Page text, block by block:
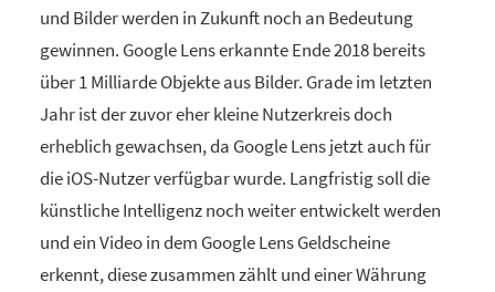
und Bilder werden in Zukunft noch an Bedeutung
gewinnen. Google Lens erkannte Ende 2018 bereits
über 1 Milliarde Objekte aus Bilder. Grade im letzten
Jahr ist der zuvor eher kleine Nutzerkreis doch
erheblich gewachsen, da Google Lens jetzt auch für
die iOS-Nutzer verfügbar wurde. Langfristig soll die
künstliche Intelligenz noch weiter entwickelt werden
und ein Video in dem Google Lens Geldscheine
erkennt, diese zusammen zählt und einer Währung